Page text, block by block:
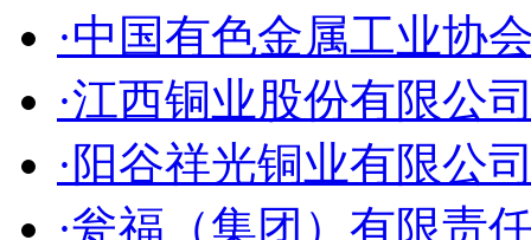
·中国有色金属工业协
·江西铜业股份有限公
·阳谷祥光铜业有限公
·瓮福（集团）有限责